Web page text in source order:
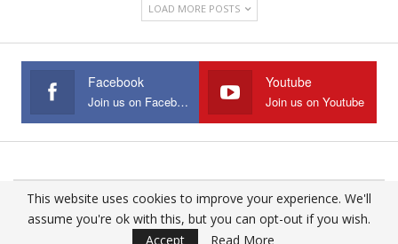
LOAD MORE POSTS
Facebook
Join us on Facebook
Youtube
Join us on Youtube
© 2025 - All Rights Reserved.
Website Design:
This website uses cookies to improve your experience. We'll
assume you're ok with this, but you can opt-out if you wish.
Accept
Read More